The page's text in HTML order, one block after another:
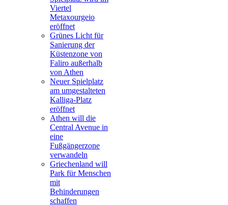
Viertel
Metaxourgeio
eröffnet
Grünes Licht für
Sanierung der
Küstenzone von
Faliro außerhalb
von Athen
Neuer Spielplatz
am umgestalteten
Kalliga-Platz
eröffnet
Athen will die
Central Avenue in
eine
Fußgängerzone
verwandeln
Griechenland will
Park für Menschen
mit
Behinderungen
schaffen